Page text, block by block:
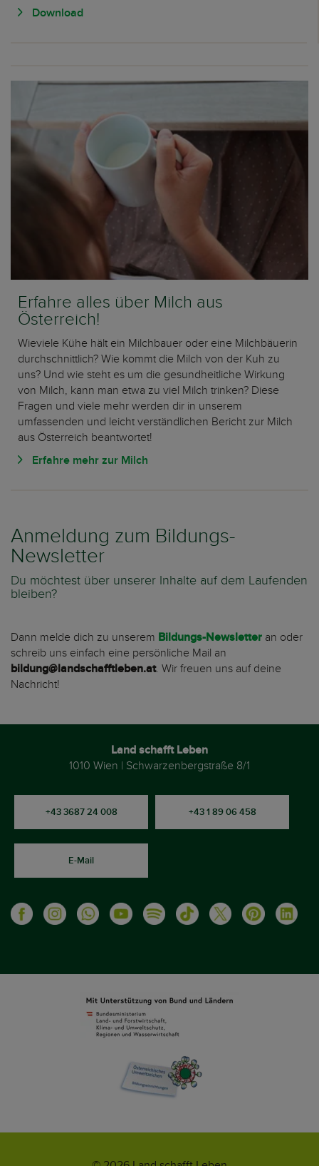
Download
Erfahre alles über Milch aus
Österreich!
Wieviele Kühe hält ein Milchbauer oder eine Milchbäuerin
durchschnittlich? Wie kommt die Milch von der Kuh zu
uns? Und wie steht es um die gesundheitliche Wirkung
von Milch, kann man etwa zu viel Milch trinken? Diese
Fragen und viele mehr werden dir in unserem
umfassenden und leicht verständlichen Bericht zur Milch
aus Österreich beantwortet!
Erfahre mehr zur Milch
Anmeldung zum Bildungs-
Newsletter
Du möchtest über unserer Inhalte auf dem Laufenden
bleiben?
Dann melde dich zu unserem Bildungs-Newsletter an oder
schreib uns einfach eine persönliche Mail an
bildung@landschafftleben.at. Wir freuen uns auf deine
Nachricht!
Land schafft Leben
1010 Wien | Schwarzenbergstraße 8/1
+43 3687 24 008 +43 1 89 06 458
E-Mail